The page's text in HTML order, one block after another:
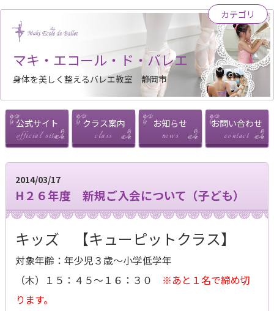
マキ・エコール・ド・バレエ
身体を美しく整えるバレエ教室 静岡市
カテゴリ
公式サイト クラス案内 お知らせ お問い合わせ
2014/03/17
H２６年度 新規ご入会について（子ども）
キッズ 【キューピットクラス】
対象年齢：年少児３歳～小学低学年
（木）１５：４５～１６：３０ ※あと１名で締め切
ります。